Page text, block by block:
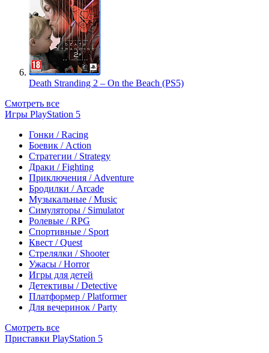
Death Stranding 2 – On the Beach (PS5)
Смотреть все
Игры PlayStation 5
Гонки / Racing
Боевик / Action
Стратегии / Strategy
Драки / Fighting
Приключения / Adventure
Бродилки / Arcade
Музыкальные / Music
Симуляторы / Simulator
Ролевые / RPG
Спортивные / Sport
Квест / Quest
Стрелялки / Shooter
Ужасы / Horror
Игры для детей
Детективы / Detective
Платформер / Platformer
Для вечеринок / Party
Смотреть все
Приставки PlayStation 5